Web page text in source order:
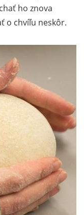
ho znova
o chvíľu neskôr.